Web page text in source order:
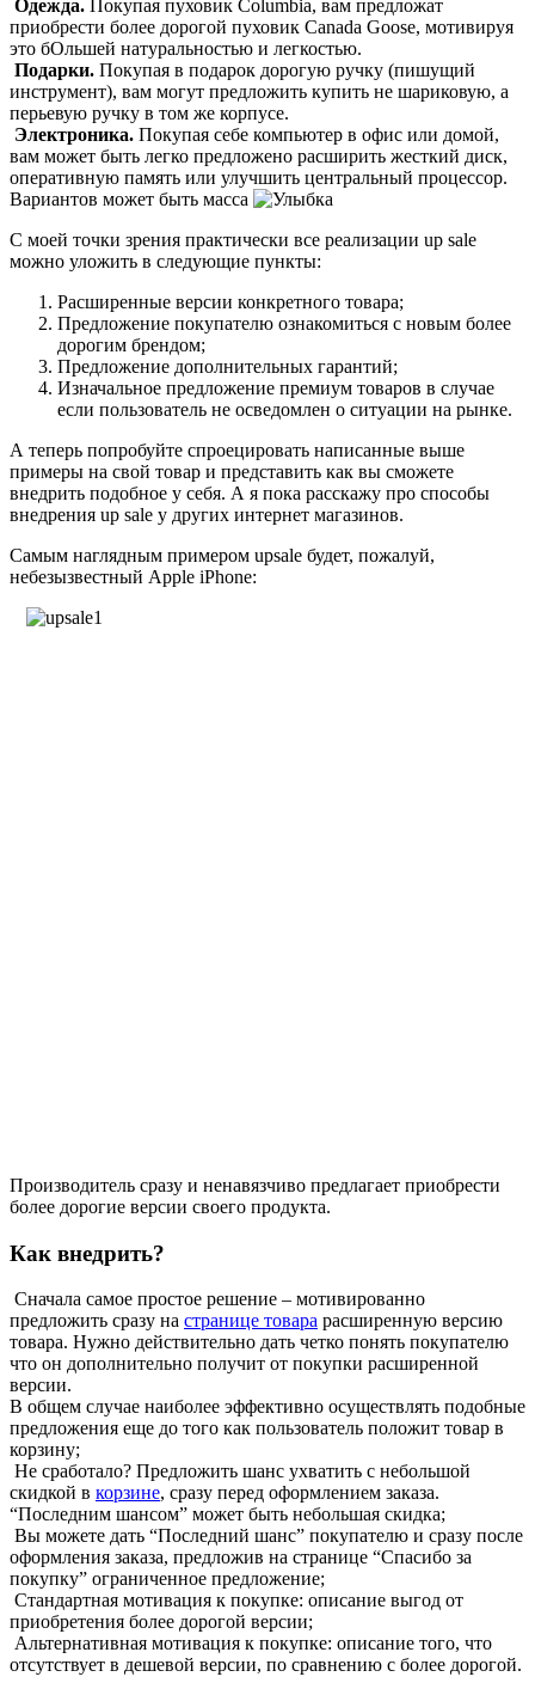
Одежда.
Покупая пуховик Columbia, вам предложат
приобрести более дорогой пуховик Canada Goose, мотивируя
это бОльшей натуральностью и легкостью.
Подарки. Покупая в подарок дорогую ручку (пишущий
инструмент), вам могут предложить купить не шариковую, а
перьевую ручку в том же корпусе.
Электроника. Покупая себе компьютер в офис или домой,
вам может быть легко предложено расширить жесткий диск,
оперативную память или улучшить центральный процессор.
Вариантов может быть масса
С моей точки зрения практически все реализации up sale
можно уложить в следующие пункты:
Расширенные версии конкретного товара;
Предложение покупателю ознакомиться с новым более
дорогим брендом;
Предложение дополнительных гарантий;
Изначальное предложение премиум товаров в случае
если пользователь не осведомлен о ситуации на рынке.
А теперь попробуйте спроецировать написанные выше
примеры на свой товар и представить как вы сможете
внедрить подобное у себя. А я пока расскажу про способы
внедрения up sale у других интернет магазинов.
Самым наглядным примером upsale будет, пожалуй,
небезызвестный Apple iPhone:
Производитель сразу и ненавязчиво предлагает приобрести
более дорогие версии своего продукта.
Как внедрить?
Сначала самое простое решение – мотивированно
предложить сразу на странице товара расширенную версию
товара. Нужно действительно дать четко понять покупателю
что он дополнительно получит от покупки расширенной
версии.
В общем случае наиболее эффективно осуществлять подобные
предложения еще до того как пользователь положит товар в
корзину;
Не сработало? Предложить шанс ухватить с небольшой
скидкой в корзине, сразу перед оформлением заказа.
“Последним шансом” может быть небольшая скидка;
Вы можете дать “Последний шанс” покупателю и сразу после
оформления заказа, предложив на странице “Спасибо за
покупку” ограниченное предложение;
Стандартная мотивация к покупке: описание выгод от
приобретения более дорогой версии;
Альтернативная мотивация к покупке: описание того, что
отсутствует в дешевой версии, по сравнению с более дорогой.